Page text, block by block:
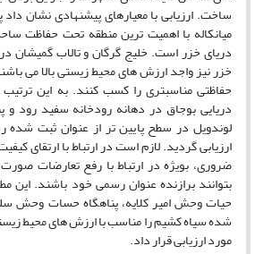
ساخت. ارزیابی با معیارهای پیشنهادی نشان
میانکاله با اهمیت ترین منطقه تحت حفاظت
دریای خزر است. خلیج گرگان و تالاب گمیشان
خزر نیز واجد ارزش های محیط زیستی بالا می
حفاظتی مناسبتری را کسب کنند. به این
دریایی بوجاق در دهانه رودخانه سفید رود
لوندویل در سطح پایین تر از عنوان ثبت شده
ارزیابی گردید. لازم است در ارتباط با ارتقای
ضروری، بویژه در ارتباط با رفع تعارضات صورت
بتوانند برازنده عنوان رسمی خود باشند. این
حیات وحش امیر کلایه، پناهگاه حسات وحش
شده سیاه کشیم را مناسب با ارزش های محیط
مورد ارزیابی قرار داد.